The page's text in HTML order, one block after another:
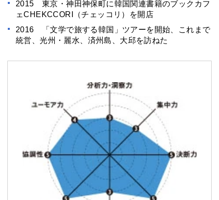
2015 東京・神田神保町に韓国関連書籍のブックカフ
ェCHEKCCORI（チェッコリ）を開店
2016 「文学で旅する韓国」ツアーを開始、これまで
統営、光州・麗水、済州島、大邱を訪ねた